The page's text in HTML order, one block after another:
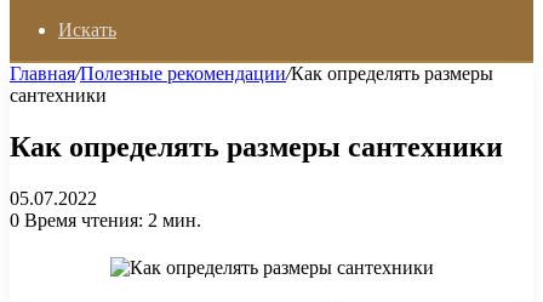
Искать
Главная/Полезные рекомендации/Как определять размеры
сантехники
Как определять размеры сантехники
05.07.2022
0 Время чтения: 2 мин.